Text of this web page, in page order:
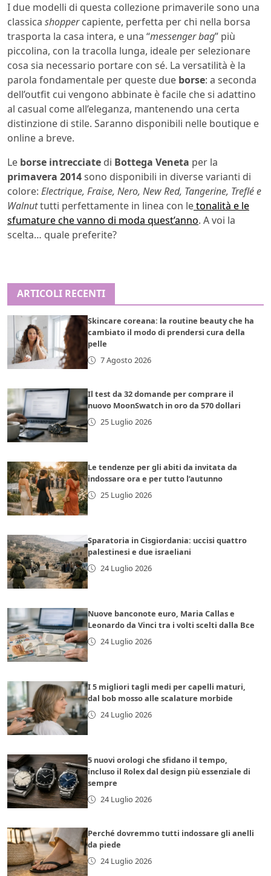
I due modelli di questa collezione primaverile sono una
classica shoppercapiente, perfetta per chi nella borsa
trasporta la casa intera, e una “messenger bag” più
piccolina, con la tracolla lunga, ideale per selezionare
cosa sia necessario portare con sé. La versatilità è la
parola fondamentale per queste due borse: a seconda
dell’outfit cui vengono abbinate è facile che si adattino
al casual come all’eleganza, mantenendo una certa
distinzione di stile. Saranno disponibili nelle boutique e
online a breve.
Le borse intrecciate di Bottega Veneta per la
primavera 2014sono disponibili in diverse varianti di
colore: Electrique, Fraise, Nero, New Red, Tangerine, Treflé e
Walnuttutti perfettamente in linea con letonalità e le
sfumature che vanno di moda quest’anno. A voi la
scelta… quale preferite?
ARTICOLI RECENTI
Skincare coreana: la routine beauty che ha
cambiato il modo di prendersi cura della
pelle
7 Agosto 2026
Il test da 32 domande per comprare il
nuovo MoonSwatch in oro da 570 dollari
25 Luglio 2026
Le tendenze per gli abiti da invitata da
indossare ora e per tutto l’autunno
25 Luglio 2026
Sparatoria in Cisgiordania: uccisi quattro
palestinesi e due israeliani
24 Luglio 2026
Nuove banconote euro, Maria Callas e
Leonardo da Vinci tra i volti scelti dalla Bce
24 Luglio 2026
I 5 migliori tagli medi per capelli maturi,
dal bob mosso alle scalature morbide
24 Luglio 2026
5 nuovi orologi che sfidano il tempo,
incluso il Rolex dal design più essenziale di
sempre
24 Luglio 2026
Perché dovremmo tutti indossare gli anelli
da piede
24 Luglio 2026